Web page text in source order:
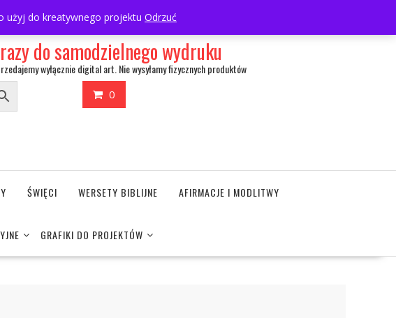
użyj do kreatywnego projektu Odrzuć
do samodzielnego wydruku
wyłącznie digital art. Nie wysyłamy fizycznych produktów
0
ŚWIĘCI WERSETY BIBLIJNE AFIRMACJE I MODLITWY
GRAFIKI DO PROJEKTÓW